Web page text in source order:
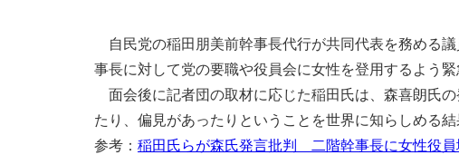
自民党の稲田朋美前幹事長代行が共同代表を務める
事長に対して党の要職や役員会に女性を登用するよう緊
面会後に記者団の取材に応じた稲田氏は、森喜朗氏
たり、偏見があったりということを世界に知らしめる
参考： 稲田氏らが森氏発言批判 二階幹事長に女性役員